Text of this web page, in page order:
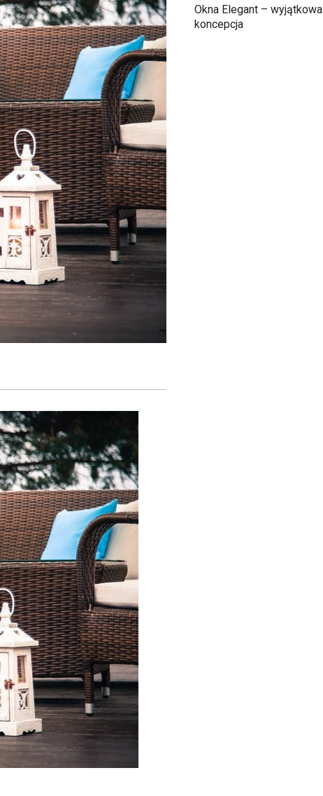
Okna Elegant – wyjątkowa
koncepcja